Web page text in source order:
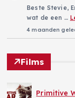
Beste Stevie,
wat de een …
4 maanden
Films
Primitive